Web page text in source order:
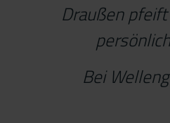
Draußen
Bei